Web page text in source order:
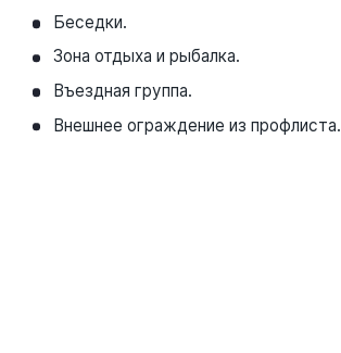
Беседки.
Зона отдыха и рыбалка.
Въездная группа.
Внешнее ограждение из профлиста.